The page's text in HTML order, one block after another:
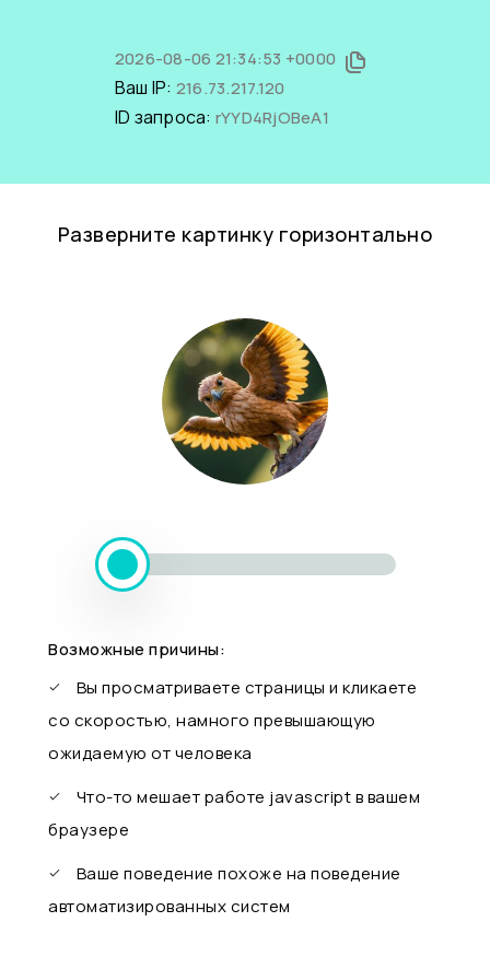
2026-08-06 21:34:53 +0000
Ваш IP: 216.73.217.120
ID запроса: rYYD4RjOBeA1
Разверните картинку горизонтально
Возможные причины:
Вы просматриваете страницы и кликаете
со скоростью, намного превышающую
ожидаемую от человека
Что-то мешает работе javascript в вашем
браузере
Ваше поведение похоже на поведение
автоматизированных систем